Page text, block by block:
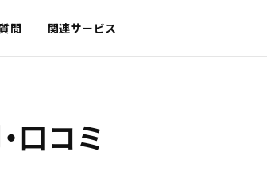
問 関連サービス
口コミ